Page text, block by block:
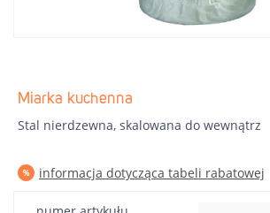
Miarka kuchenna
Stal nierdzewna, skalowana do wewnątrz
informacja dotycząca tabeli rabatowej